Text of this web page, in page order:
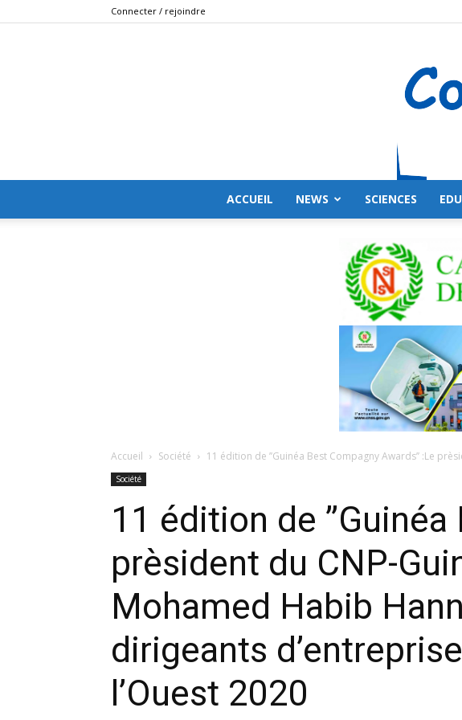
Connecter / rejoindre
ACCUEIL NEWS SCIENCES
Accueil Société 11 édition de ’’Guinéa Best Compagny Awards’’ :Le
Société
11 édition de
prèsident du CNP-
Mohamed Habib
dirigeants
l’Ouest 2020